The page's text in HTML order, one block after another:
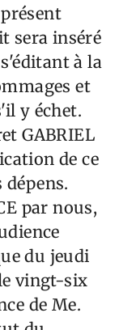
sera inséré
à la
et
y échet.
GABRIEL
de ce
dépens.
par nous,
du jeudi
vingt-six
de Me.